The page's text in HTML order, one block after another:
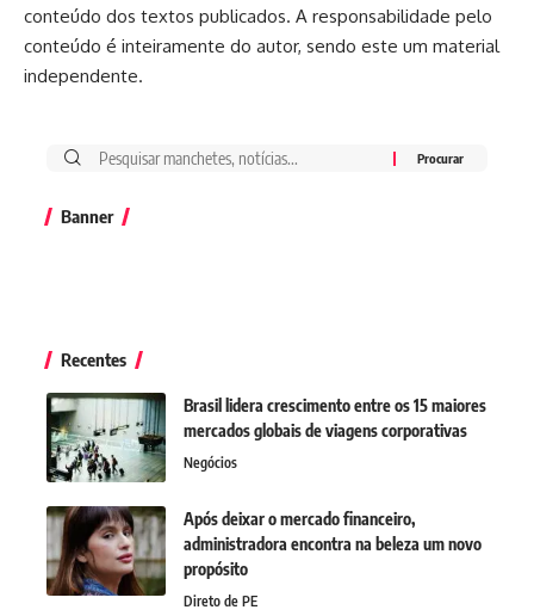
conteúdo dos textos publicados. A responsabilidade pelo
conteúdo é inteiramente do autor, sendo este um material
independente.
Banner
Recentes
Brasil lidera crescimento entre os 15 maiores
mercados globais de viagens corporativas
Negócios
Após deixar o mercado financeiro,
administradora encontra na beleza um novo
propósito
Direto de PE